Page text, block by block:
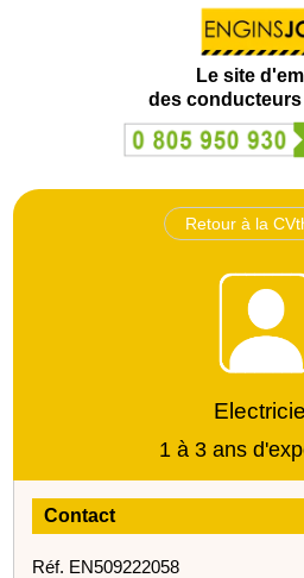
Le site
des
Retour à la
1 à 3 ans
Contact
Réf. EN509222058